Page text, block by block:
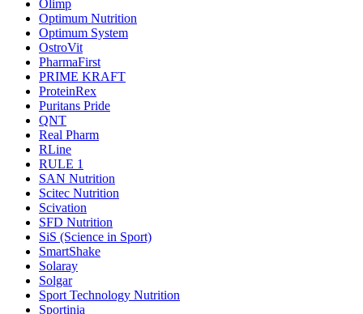
Olimp
Optimum Nutrition
Optimum System
OstroVit
PharmaFirst
PRIME KRAFT
ProteinRex
Puritans Pride
QNT
Real Pharm
RLine
RULE 1
SAN Nutrition
Scitec Nutrition
Scivation
SFD Nutrition
SiS (Science in Sport)
SmartShake
Solaray
Solgar
Sport Technology Nutrition
Sportinia